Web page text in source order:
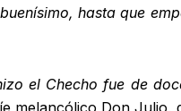
hasta que
el Checho fue de
melancólico Don Julio,